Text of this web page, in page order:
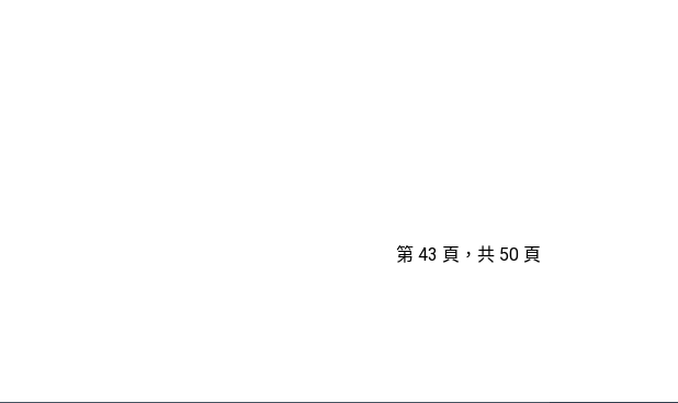
第 43 頁，共 50 頁